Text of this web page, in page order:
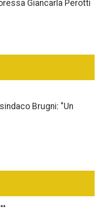
Giancarla Perotti
Brugni: "Un